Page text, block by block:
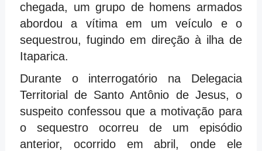
chegada, um grupo de homens armados
abordou a vítima em um veículo e o
sequestrou, fugindo em direção à ilha de
Itaparica.
Durante o interrogatório na Delegacia
Territorial de Santo Antônio de Jesus, o
suspeito confessou que a motivação para
o sequestro ocorreu de um episódio
anterior, ocorrido em abril, onde ele